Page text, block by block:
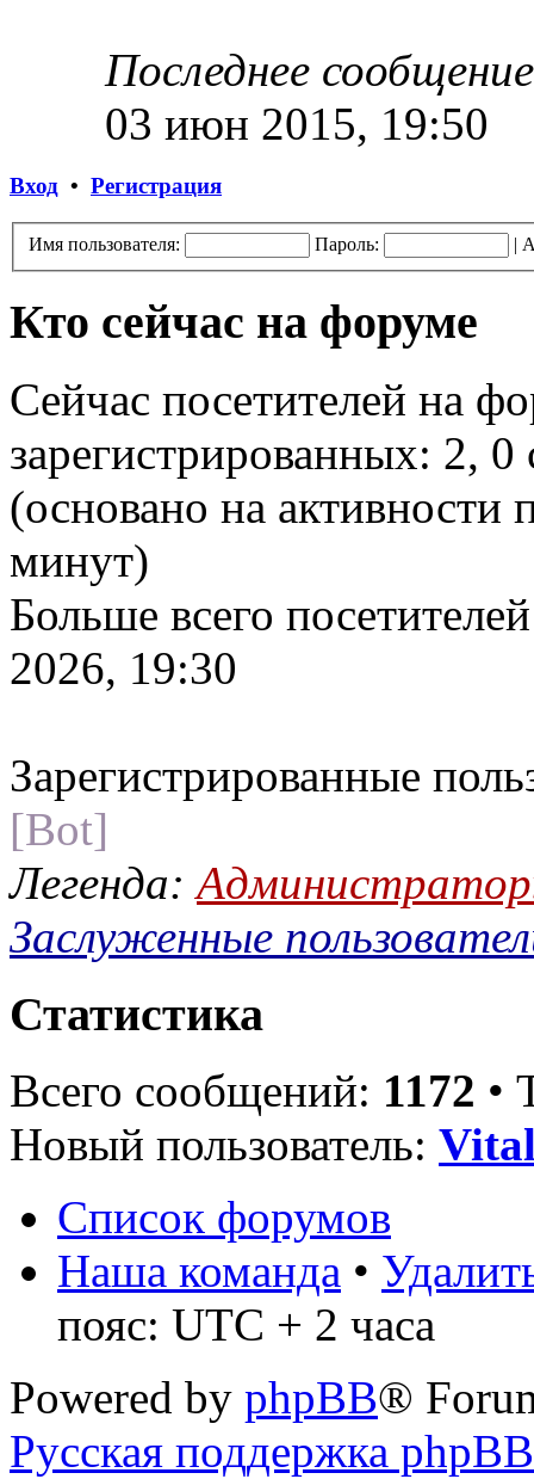
Последнее сообщение
03 июн 2015, 19:50
Вход • Регистрация
Имя пользователя: Пароль: |
Кто сейчас на форуме
Сейчас посетителей на
зарегистрированных: 2,
(основано на активности
минут)
Больше всего
2026, 19:30
Зарегистрированные
[Bot]
Легенда:
Заслуженные
Статистика
Всего сообщений: 1172 •
Новый пользователь:
Список форумов
Наша команда •
пояс: UTC + 2 часа
Powered by phpBB®
Русская поддержка phpBB